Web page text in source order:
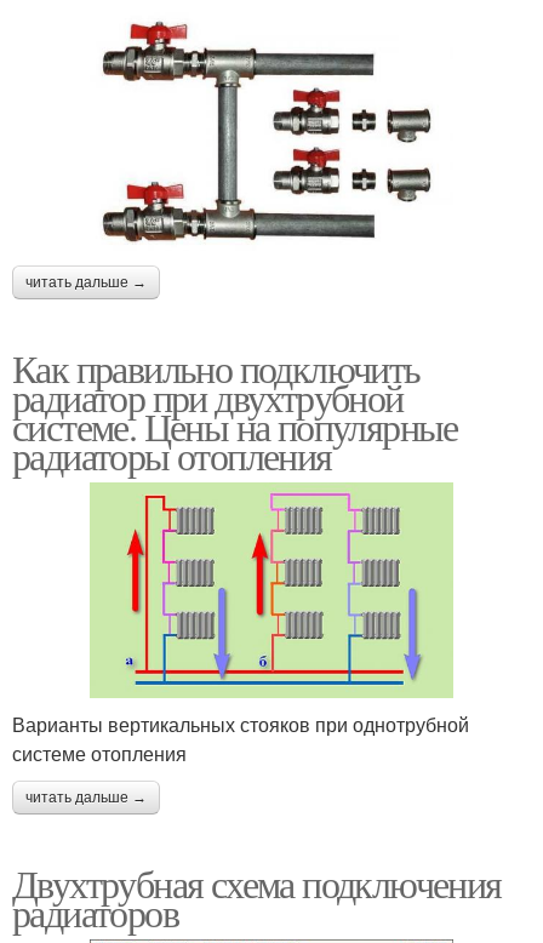
читать дальше →
Как правильно подключить
радиатор при двухтрубной
системе. Цены на популярные
радиаторы отопления
Варианты вертикальных стояков при однотрубной
системе отопления
читать дальше →
Двухтрубная схема подключения
радиаторов